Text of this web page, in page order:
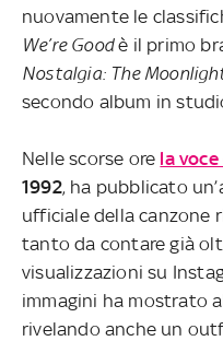
nuovamente le
We’re Goodè il primo
Nostalgia: The
secondo album in
Nelle scorse ore la voce
1992, ha pubblicato
ufficiale della canzone
tanto da contare già
visualizzazioni su
immagini ha mostrato
rivelando anche un